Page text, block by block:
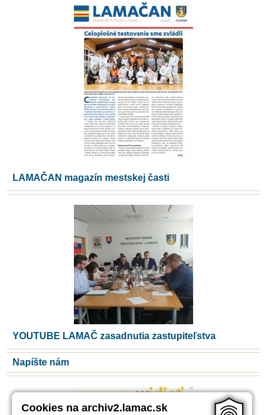
Cookies na archiv2.lamac.sk
LAMAČAN magazín mestskej časti
YOUTUBE LAMAČ zasadnutia zastupiteľstva
Napíšte nám